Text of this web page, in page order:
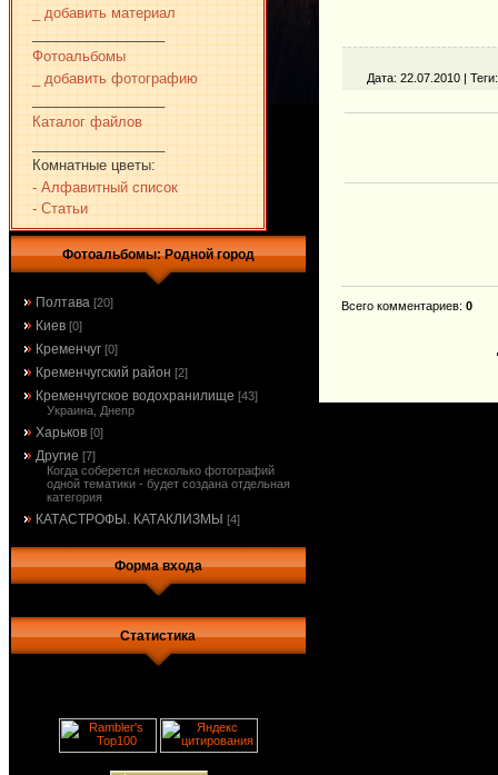
_ добавить материал
Фотоальбомы
_ добавить фотографию
Каталог файлов
Комнатные цветы:
- Алфавитный список
- Статьи
Фотоальбомы: Родной город
Полтава [20]
Киев [0]
Кременчуг [0]
Кременчугский район [2]
Кременчугское водохранилище [43]
Украина, Днепр
Харьков [0]
Другие [7]
Когда соберется несколько фотографий
одной тематики - будет создана отдельная
категория
КАТАСТРОФЫ. КАТАКЛИЗМЫ [4]
Форма входа
Статистика
Дата: 22.07.2010 | Теги
Всего комментариев: 0